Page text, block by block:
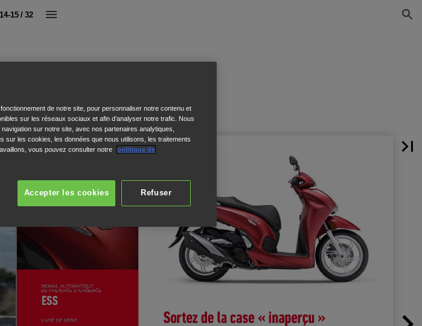
14-15 / 32
de notre site, pour personnaliser notre contenu et
sur les réseaux sociaux et afin d’analyser notre trafic. Nous
sur notre site, avec nos partenaires analytiques,
sur les cookies, les données que nous utilisons, les traitements
vous pouvez consulter notre
politique de
Refuser
Accepter les cookies